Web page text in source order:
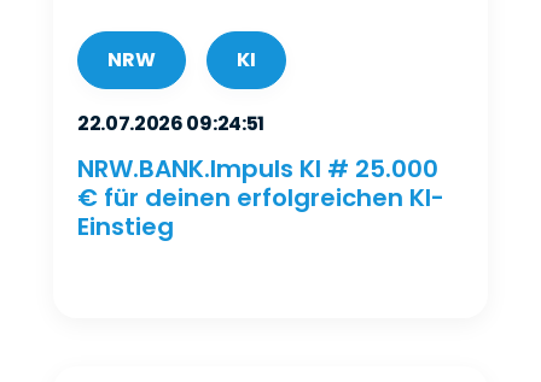
NRW KI
22.07.2026 09:24:51
NRW.BANK.Impuls KI # 25.000
€ für deinen erfolgreichen KI-
Einstieg